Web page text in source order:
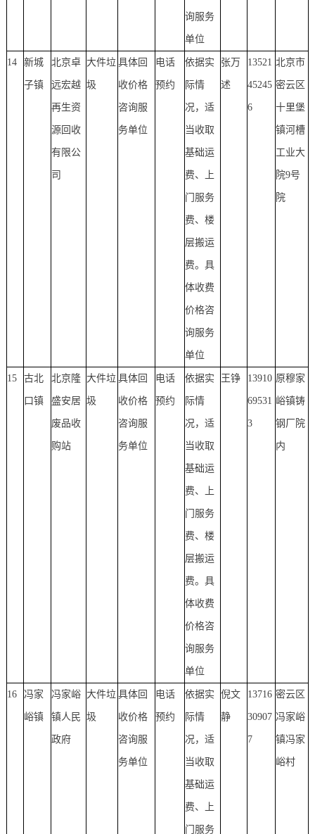
询服务
单位
14 新城
子镇
北京卓
远宏越
再生资
源回收
有限公
司
大件垃
圾
具体回
收价格
咨询服
务单位
电话
预约
依据实
际情
况，适
当收取
基础运
费、上
门服务
费、楼
层搬运
费。具
体收费
价格咨
询服务
单位
张万
述
13521
45245
6
北京市
密云区
十里堡
镇河槽
工业大
院9号
院
15 古北
口镇
北京隆
盛安居
废品收
购站
大件垃
圾
具体回
收价格
咨询服
务单位
电话
预约
依据实
际情
况，适
当收取
基础运
费、上
门服务
费、楼
层搬运
费。具
体收费
价格咨
询服务
单位
王铮 13910
69531
3
原穆家
峪镇铸
钢厂院
内
16 冯家
峪镇
冯家峪
镇人民
政府
大件垃
圾
具体回
收价格
咨询服
务单位
电话
预约
依据实
际情
况，适
当收取
基础运
费、上
门服务
倪文
静
13716
30907
7
密云区
冯家峪
镇冯家
峪村